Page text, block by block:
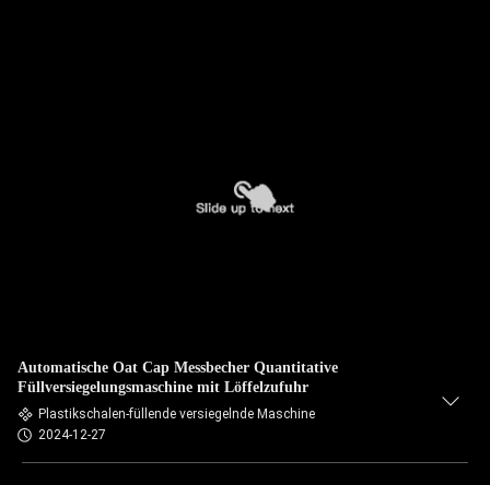
Automatische Oat Cap Messbecher Quantitative
Füllversiegelungsmaschine mit Löffelzufuhr
Plastikschalen-füllende versiegelnde Maschine
2024-12-27